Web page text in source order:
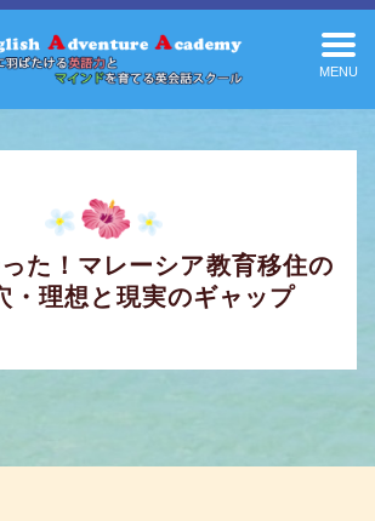
MENU
た！マレーシア教育移住の
・理想と現実のギャップ